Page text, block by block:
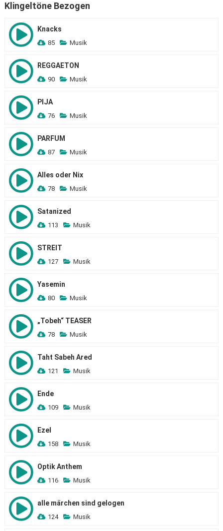
Klingeltöne Bezogen
Knacks
85 Musik
REGGAETON
90 Musik
PIJA
76 Musik
PARFUM
87 Musik
Alles oder Nix
78 Musik
Satanized
113 Musik
STREIT
127 Musik
Yasemin
80 Musik
„Tobeh“ TEASER
78 Musik
Taht Sabeh Ared
121 Musik
Ende
109 Musik
Ezel
158 Musik
Optik Anthem
116 Musik
alle märchen sind gelogen
124 Musik